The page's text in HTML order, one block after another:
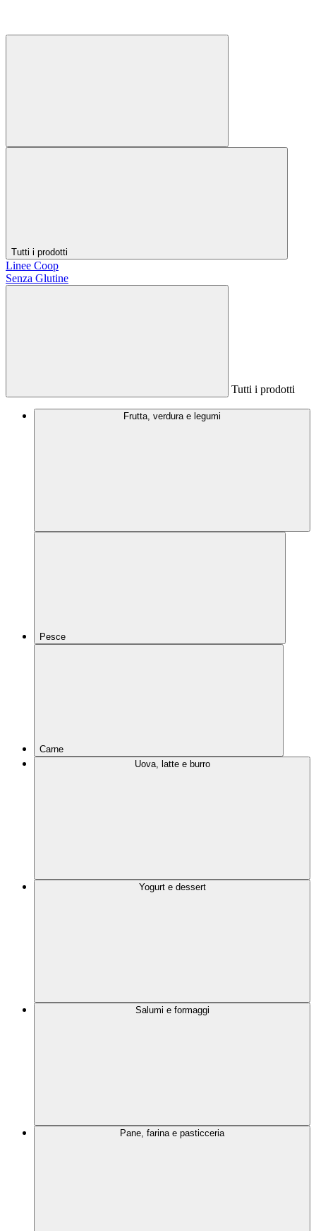
Tutti i prodotti
Linee Coop
Senza Glutine
Tutti i prodotti
Frutta, verdura e legumi
Pesce
Carne
Uova, latte e burro
Yogurt e dessert
Salumi e formaggi
Pane, farina e pasticceria